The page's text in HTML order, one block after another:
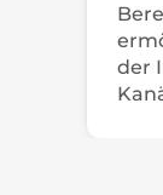
der